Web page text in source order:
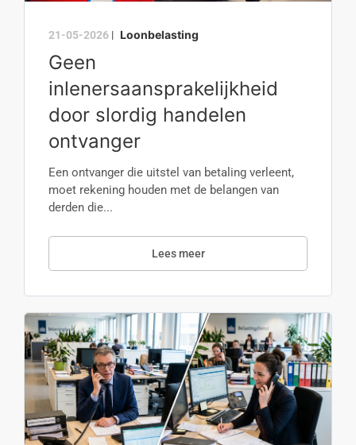
21-05-2026 | Loonbelasting
Geen
inlenersaansprakelijkheid
door slordig handelen
ontvanger
Een ontvanger die uitstel van betaling verleent,
moet rekening houden met de belangen van
derden die...
Lees meer